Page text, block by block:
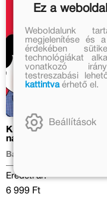
Kistestvérek,
nagytestvérek
Bartos Erika
Eredeti ár:
6 999 Ft
Ez a
Weboldalunk
megjelenítése és
érdekében
technológiákat
vonatkozó
testreszabási
kattintvaérhető el.
Beállítások